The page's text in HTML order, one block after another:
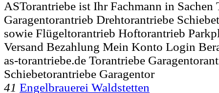
ASTorantriebe ist Ihr Fachmann in Sachen
Garagentorantrieb Drehtorantriebe
sowie Flügeltorantrieb Hoftorantrieb
Versand Bezahlung Mein Konto Login
as-torantriebe.de Torantriebe
Schiebetorantriebe Garagentor
41 Engelbrauerei Waldstetten